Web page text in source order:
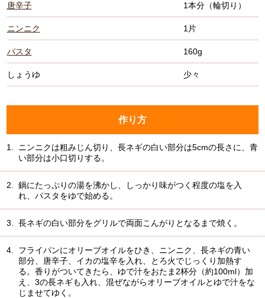
唐辛子 1本分（輪切り）
ニンニク 1片
パスタ 160g
しょうゆ 少々
作り方
1.
ニンニクは粗みじん切り、長ネギの白い部分は5cmの長さに、青
い部分は小口切りする。
2.
鍋にたっぷりの湯を沸かし、しっかり味がつく程度の塩を入
れ、パスタをゆで始める。
3. 長ネギの白い部分をグリルで両面こんがりとなるまで焼く。
4.
フライパンにオリーブオイルをひき、ニンニク、長ネギの青い
部分、唐辛子、イカの塩辛を入れ、とろ火でじっくり加熱す
る。香りがついてきたら、ゆで汁をおたま2杯分（約100ml）加
え、3の長ネギも入れ、混ぜながらオリーブオイルとゆで汁をな
じませてゆく。